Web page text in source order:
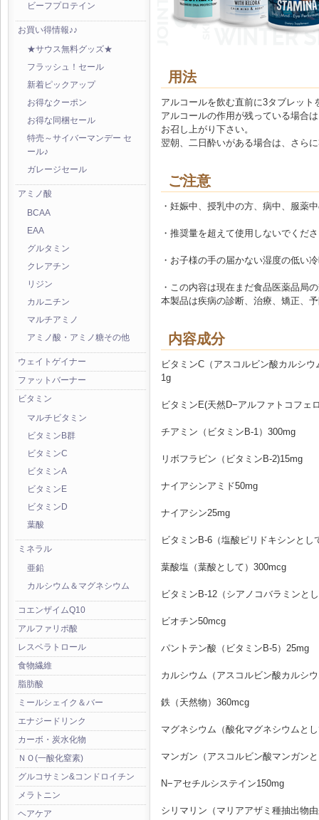
ビーフプロテイン
お買い得情報♪♪
★サウス無料グッズ★
フラッシュ！セール
新着ピックアップ
お得なクーポン
お得な同梱セール
特売～サイバーマンデー セ
ール♪
ガレージセール
アミノ酸
BCAA
EAA
グルタミン
クレアチン
リジン
カルニチン
マルチアミノ
アミノ酸・アミノ糖その他
ウェイトゲイナー
ファットバーナー
ビタミン
マルチビタミン
ビタミンB群
ビタミンC
ビタミンA
ビタミンE
ビタミンD
葉酸
ミネラル
亜鉛
カルシウム＆マグネシウム
コエンザイムQ10
アルファリポ酸
レスベラトロール
食物繊維
脂肪酸
ミールシェイク＆バー
エナジードリンク
カーボ・炭水化物
ＮＯ(一酸化窒素)
グルコサミン&コンドロイチン
メラトニン
ヘアケア
用法
アルコールを飲む直前に3タブレット
アルコールの作用が残っている場合
お召し上がり下さい。
翌朝、二日酔いがある場合は、さら
ご注意
・妊娠中、授乳中の方、病中、服薬
・推奨量を超えて使用しないでくだ
・お子様の手の届かない湿度の低い
・この内容は現在まだ食品医薬品局
本製品は疾病の診断、治療、矯正、
内容成分
ビタミンC（アスコルビン酸カルシ
1g
ビタミンE(天然D−アルファトコフェ
チアミン（ビタミンB-1）300mg
リボフラビン（ビタミンB-2)15mg
ナイアシンアミド50mg
ナイアシン25mg
ビタミンB-6（塩酸ピリドキシンとし
葉酸塩（葉酸として）300mcg
ビタミンB-12（シアノコバラミンと
ビオチン50mcg
パントテン酸（ビタミンB-5）25mg
カルシウム（アスコルビン酸カルシ
鉄（天然物）360mcg
マグネシウム（酸化マグネシウムと
マンガン（アスコルビン酸マンガン
N−アセチルシステイン150mg
シリマリン（マリアアザミ種抽出物